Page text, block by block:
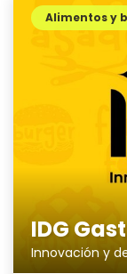
IDG
Innovación y
Alimentos y